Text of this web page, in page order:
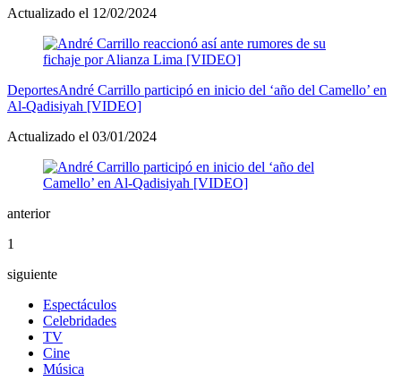
Actualizado el 12/02/2024
DeportesAndré Carrillo participó en inicio del ‘año del Camello’ en
Al-Qadisiyah [VIDEO]
Actualizado el 03/01/2024
anterior
1
siguiente
Espectáculos
Celebridades
TV
Cine
Música